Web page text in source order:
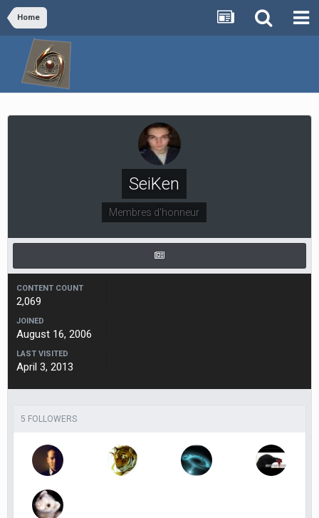
Home
SeiKen
Membres d'honneur
CONTENT COUNT
2,069
JOINED
August 16, 2006
LAST VISITED
April 3, 2013
5 FOLLOWERS